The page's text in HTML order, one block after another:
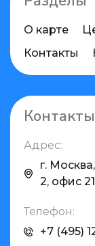
О карте
Контакты
Контакты
Адрес:
г.
2, офис
Телефон:
+7 (495)